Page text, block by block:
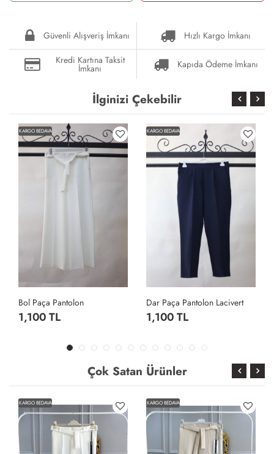
Güvenli Alışveriş İmkanı
Hızlı Kargo İmkanı
Kredi Kartına Taksit
İmkanı Kapıda Ödeme İmkanı
İlginizi Çekebilir
KARGO BEDAVA
Bol Paça Pantolon
1,100 TL
KARGO BEDAVA
Dar Paça Pantolon Lacivert
1,100 TL
Çok Satan Ürünler
KARGO BEDAVA KARGO BEDAVA